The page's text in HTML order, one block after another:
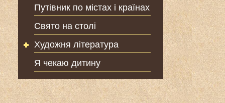
Путівник по містах і країнах
Свято на столі
Художня література
Я чекаю дитину